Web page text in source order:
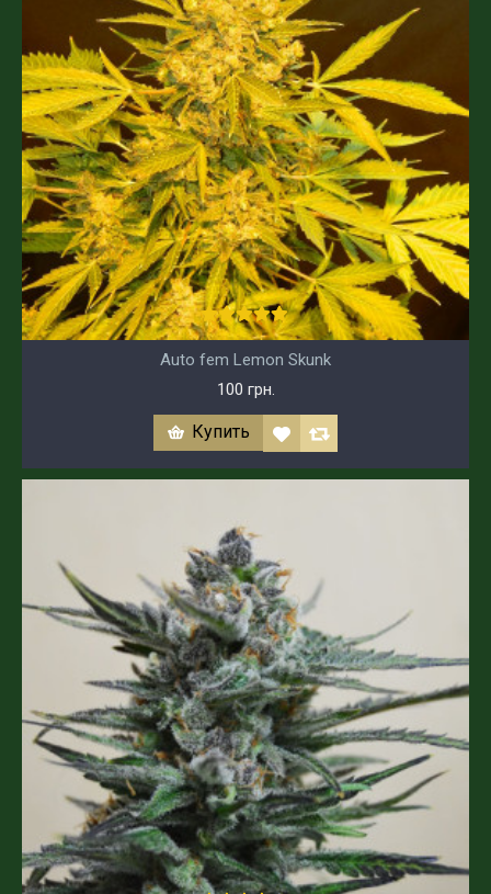
Auto fem Lemon Skunk
100 грн.
Купить